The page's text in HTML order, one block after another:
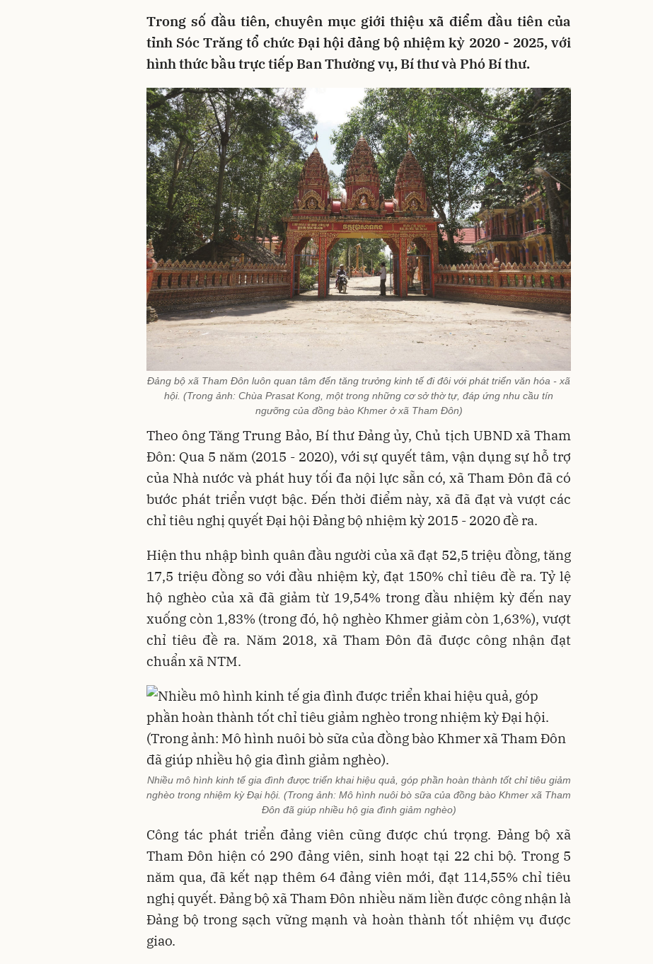
Trong số đầu tiên, chuyên mục giới thiệu xã điểm đầu tiên của
tỉnh Sóc Trăng tổ chức Đại hội đảng bộ nhiệm kỳ 2020 - 2025, với
hình thức bầu trực tiếp Ban Thường vụ, Bí thư và Phó Bí thư.
Đảng bộ xã Tham Đôn luôn quan tâm đến tăng trưởng kinh tế đi đôi với phát triển văn hóa - xã
hội. (Trong ảnh: Chùa Prasat Kong, một trong những cơ sở thờ tự, đáp ứng nhu cầu tín
ngưỡng của đồng bào Khmer ở xã Tham Đôn)
Theo ông Tăng Trung Bảo, Bí thư Đảng ủy, Chủ tịch UBND xã Tham
Đôn: Qua 5 năm (2015 - 2020), với sự quyết tâm, vận dụng sự hỗ trợ
của Nhà nước và phát huy tối đa nội lực sẵn có, xã Tham Đôn đã có
bước phát triển vượt bậc. Đến thời điểm này, xã đã đạt và vượt các
chỉ tiêu nghị quyết Đại hội Đảng bộ nhiệm kỳ 2015 - 2020 đề ra.
Hiện thu nhập bình quân đầu người của xã đạt 52,5 triệu đồng, tăng
17,5 triệu đồng so với đầu nhiệm kỳ, đạt 150% chỉ tiêu đề ra. Tỷ lệ
hộ nghèo của xã đã giảm từ 19,54% trong đầu nhiệm kỳ đến nay
xuống còn 1,83% (trong đó, hộ nghèo Khmer giảm còn 1,63%), vượt
chỉ tiêu đề ra. Năm 2018, xã Tham Đôn đã được công nhận đạt
chuẩn xã NTM.
Nhiều mô hình kinh tế gia đình được triển khai hiệu quả, góp phần hoàn thành tốt chỉ tiêu giảm
nghèo trong nhiệm kỳ Đại hội. (Trong ảnh: Mô hình nuôi bò sữa của đồng bào Khmer xã Tham
Đôn đã giúp nhiều hộ gia đình giảm nghèo)
Công tác phát triển đảng viên cũng được chú trọng. Đảng bộ xã
Tham Đôn hiện có 290 đảng viên, sinh hoạt tại 22 chi bộ. Trong 5
năm qua, đã kết nạp thêm 64 đảng viên mới, đạt 114,55% chỉ tiêu
nghị quyết. Đảng bộ xã Tham Đôn nhiều năm liền được công nhận là
Đảng bộ trong sạch vững mạnh và hoàn thành tốt nhiệm vụ được
giao.